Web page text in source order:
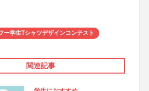
ー学生Tシャツデザインコンテスト
関連記事